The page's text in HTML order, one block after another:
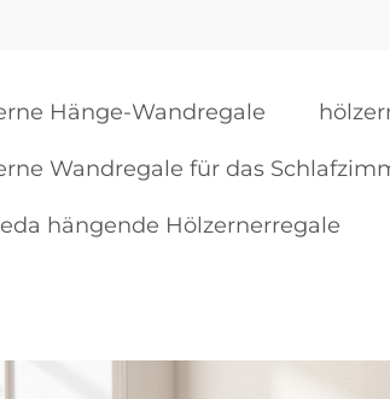
Hänge-Wandregale
Wandregale für das
hängende Hölzernerregale